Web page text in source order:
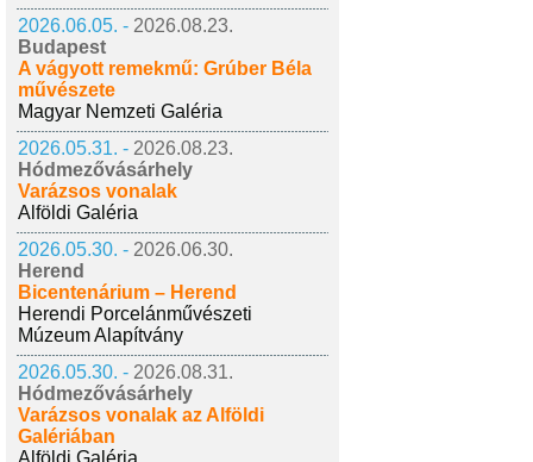
2026.06.05. - 2026.08.23.
Budapest
A vágyott remekmű: Grúber Béla
művészete
Magyar Nemzeti Galéria
2026.05.31. - 2026.08.23.
Hódmezővásárhely
Varázsos vonalak
Alföldi Galéria
2026.05.30. - 2026.06.30.
Herend
Bicentenárium – Herend
Herendi Porcelánművészeti
Múzeum Alapítvány
2026.05.30. - 2026.08.31.
Hódmezővásárhely
Varázsos vonalak az Alföldi
Galériában
Alföldi Galéria